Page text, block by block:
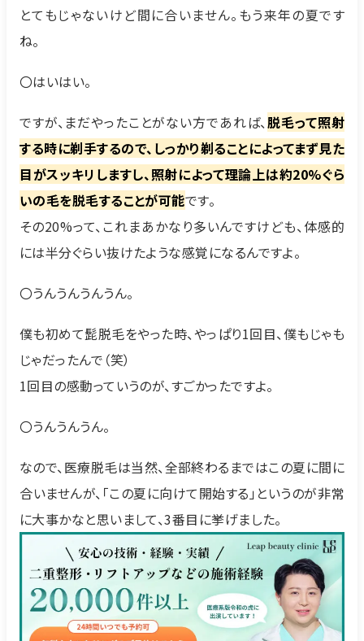
とてもじゃないけど間に合いません。もう来年の夏です
ね。
〇はいはい。
ですが、まだやったことがない方であれば、脱毛って照射
する時に剃手するので、しっかり剃ることによってまず見た
目がスッキリしますし、照射によって理論上は約20%ぐら
いの毛を脱毛することが可能です。
その20%って、これまあかなり多いんですけども、体感的
には半分ぐらい抜けたような感覚になるんですよ。
〇うんうんうんうん。
僕も初めて髭脱毛をやった時、やっぱり1回目、僕もじゃも
じゃだったんで（笑）
1回目の感動っていうのが、すごかったですよ。
〇うんうんうん。
なので、医療脱毛は当然、全部終わるまではこの夏に間に
合いませんが、「この夏に向けて開始する」というのが非常
に大事かなと思いまして、3番目に挙げました。